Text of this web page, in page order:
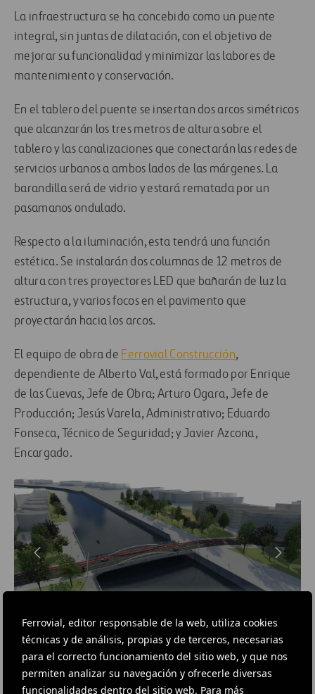
Ferrovial, editor responsable de la web, utiliza cookies
técnicas y de análisis, propias y de terceros, necesarias
para el correcto funcionamiento del sitio web, y que nos
permiten analizar su navegación y ofrecerle diversas
funcionalidades dentro del sitio web. Para más
La infraestructura se ha concebido como un puente
integral, sin juntas de dilatación, con el objetivo de
mejorar su funcionalidad y minimizar las labores de
mantenimiento y conservación.
En el tablero del puente se insertan dos arcos simétricos
que alcanzarán los tres metros de altura sobre el
tablero y las canalizaciones que conectarán las redes de
servicios urbanos a ambos lados de las márgenes. La
barandilla será de vidrio y estará rematada por un
pasamanos ondulado.
Respecto a la iluminación, esta tendrá una función
estética. Se instalarán dos columnas de 12 metros de
altura con tres proyectores LED que bañarán de luz la
estructura, y varios focos en el pavimento que
proyectarán hacia los arcos.
El equipo de obra de Ferrovial Construcción,
dependiente de Alberto Val, está formado por Enrique
de las Cuevas, Jefe de Obra; Arturo Ogara, Jefe de
Producción; Jesús Varela, Administrativo; Eduardo
Fonseca, Técnico de Seguridad; y Javier Azcona,
Encargado.
GALERÍA DE FOTOS
Ferrovial construye el puente
de San Ignacio en Bilbao